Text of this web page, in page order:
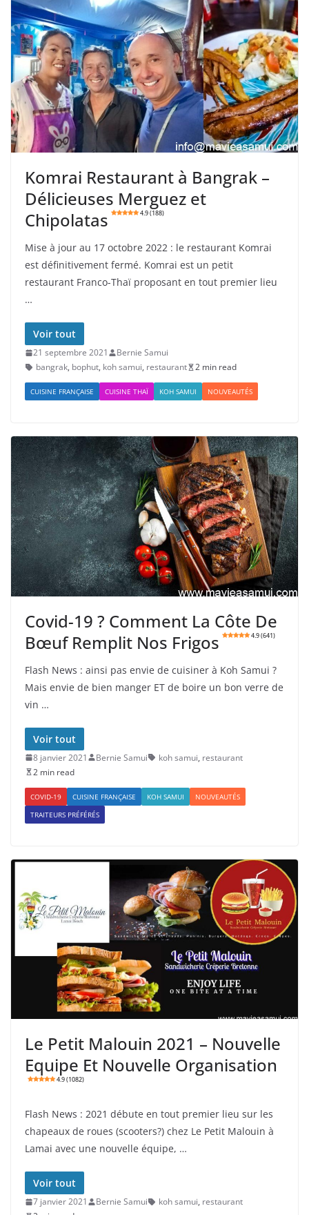
Komrai Restaurant à Bangrak –
Délicieuses Merguez et
Chipolatas
4.9 (188)
Mise à jour au 17 octobre 2022 : le restaurant Komrai
est définitivement fermé. Komrai est un petit
restaurant Franco-Thaï proposant en tout premier lieu
…
Voir tout
21 septembre 2021
Bernie Samui
bangrak, bophut, koh samui, restaurant 2 min read
CUISINE FRANÇAISE CUISINE THAÏ KOH SAMUI NOUVEAUTÉS
Covid-19 ? Comment La Côte De
Bœuf Remplit Nos Frigos
4.9 (641)
Flash News : ainsi pas envie de cuisiner à Koh Samui ?
Mais envie de bien manger ET de boire un bon verre de
vin …
Voir tout
8 janvier 2021 Bernie Samui koh samui, restaurant
2 min read
COVID-19 CUISINE FRANÇAISE KOH SAMUI
NOUVEAUTÉS
TRAITEURS PRÉFÉRÉS
Le Petit Malouin 2021 – Nouvelle
Equipe Et Nouvelle Organisation
4.9 (1082)
Flash News : 2021 débute en tout premier lieu sur les
chapeaux de roues (scooters?) chez Le Petit Malouin à
Lamai avec une nouvelle équipe, …
Voir tout
7 janvier 2021 Bernie Samui koh samui, restaurant